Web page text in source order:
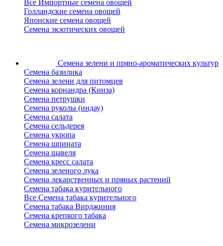
Все Импортные семена овощей
Голландские семена овощей
Японские семена овощей
Семена экзотических овощей
Семена зелени и пряно-ароматических культур
Семена базилика
Семена зелени для питомцев
Семена кориандра (Кинза)
Семена петрушки
Семена руколы (индау)
Семена салата
Семена сельдерея
Семена укропа
Семена шпината
Семена щавеля
Семена кресс салата
Семена зеленого лука
Семена лекарственных и пряных растений
Семена табака курительного
Все Семена табака курительного
Семена табака Вирджиния
Семена крепкого табака
Семена микрозелени